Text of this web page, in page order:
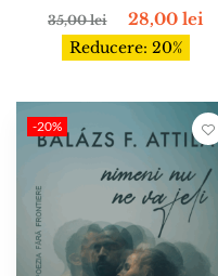
35,00lei 28,00lei
Reducere: 20%
-20%